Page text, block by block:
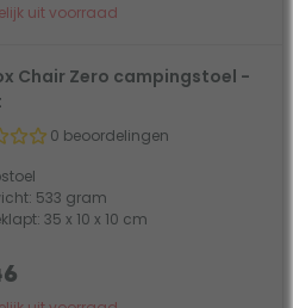
uit voorraad
Chair Zero campingstoel -
0 beoordelingen
533 gram
35 x 10 x 10 cm